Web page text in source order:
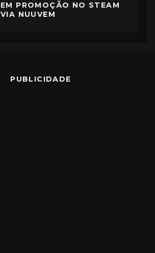
EM PROMOÇÃO NO STEAM
VIA NUUVEM
PUBLICIDADE